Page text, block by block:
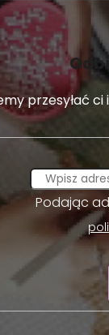
przesyłać
Podając